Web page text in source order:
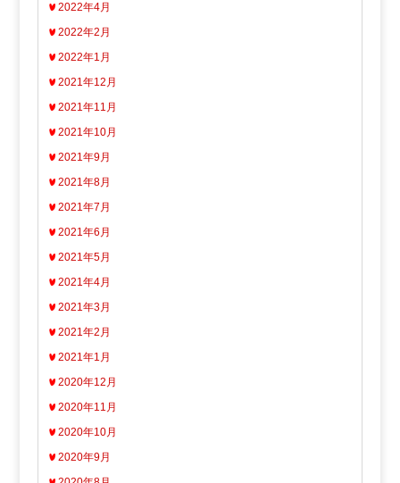
2022年4月
2022年2月
2022年1月
2021年12月
2021年11月
2021年10月
2021年9月
2021年8月
2021年7月
2021年6月
2021年5月
2021年4月
2021年3月
2021年2月
2021年1月
2020年12月
2020年11月
2020年10月
2020年9月